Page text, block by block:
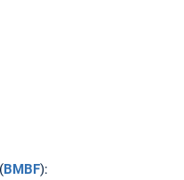
BMBF):